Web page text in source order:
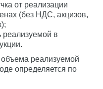
от реализации
(без НДС, акцизов,
в
реализуемой
определяется по